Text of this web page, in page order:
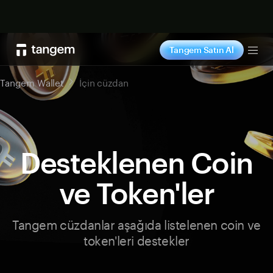
Tangem Satın Al
Tangem Wallet İçin cüzdan
Desteklenen Coin
ve Token'ler
Tangem cüzdanlar aşağıda listelenen coin ve
token'leri destekler